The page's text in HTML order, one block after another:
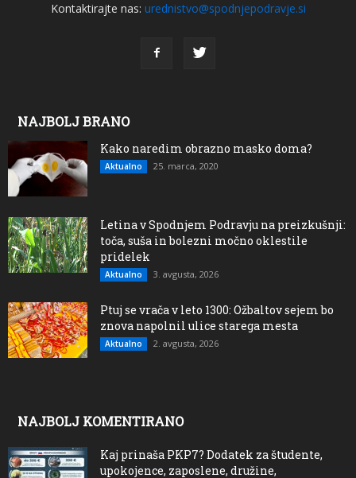
Kontaktirajte nas: urednistvo@spodnjepodravje.si
NAJBOLJ BRANO
Kako naredim obrazno masko doma?
Aktualno 25. marca, 2020
Letina v Spodnjem Podravju na preizkušnji:
toča, suša in bolezni močno oklestile
pridelek
Aktualno 3. avgusta, 2026
Ptuj se vrača v leto 1300: Ožbaltov sejem bo
znova napolnil ulice starega mesta
Aktualno 2. avgusta, 2026
NAJBOLJ KOMENTIRANO
Kaj prinaša PKP7? Dodatek za študente,
upokojence, zaposlene, družine,